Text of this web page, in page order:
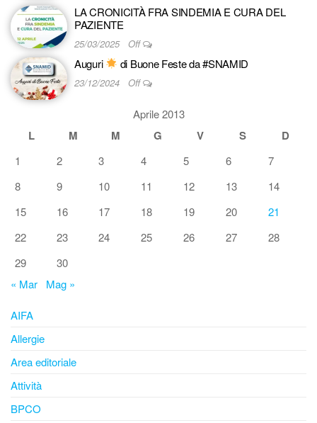
LA CRONICITÀ FRA SINDEMIA E CURA DEL
PAZIENTE
25/03/2025 Off
Auguri di Buone Feste da #SNAMID
23/12/2024 Off
Aprile 2013
L M M G V S D
1 2 3 4 5 6
7
8
9 10 11 12 13
14
15
16 17 18 19 20
21
22
23 24 25 26 27
28
29
30
« Mar
Mag »
AIFA
Allergie
Area editoriale
Attività
BPCO